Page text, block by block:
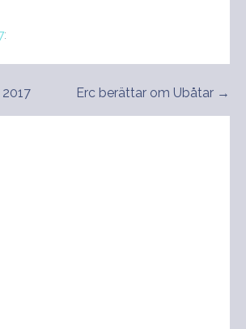
:
Erc berättar om Ubåtar →